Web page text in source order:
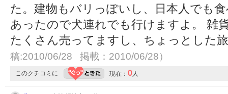
た。建物もバリっぽいし、日本人でも
あったので犬連れでも行けますよ。 雑
たくさん売ってますし、ちょっとした
稿:2010/06/28 掲載：2010/06/28）
このクチコミに 現在： 0人